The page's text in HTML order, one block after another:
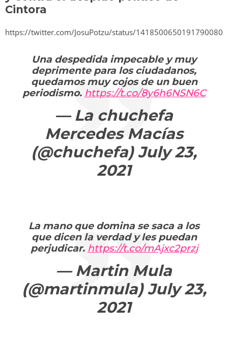
Cintora
https://twitter.com/JosuPotzu/status/1418500650191790080
Una despedida impecable y muy
deprimente para los ciudadanos,
quedamos muy cojos de un buen
periodismo. https://t.co/8y6h6NSN6C
— La chuchefa
Mercedes Macías
(@chuchefa)July 23,
2021
La mano que domina se saca a los
que dicen la verdad y les puedan
perjudicar. https://t.co/mAjxc2przj
— Martin Mula
(@martinmula)July 23,
2021